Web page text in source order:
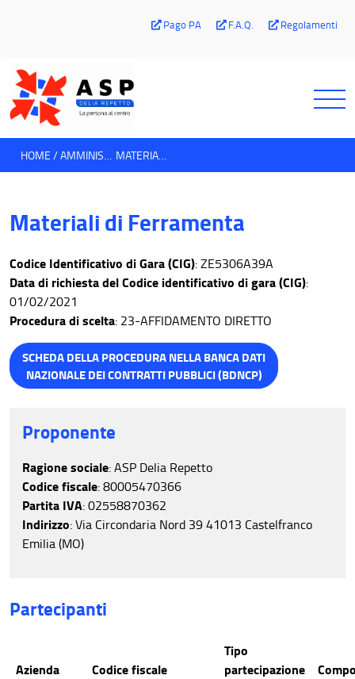
Pago PA F.A.Q. Regolamenti
HOME
Materiali di Ferramenta
Codice Identificativo di Gara (CIG): ZE5306A39A
Data di richiesta del Codice identificativo di gara (CIG):
01/02/2021
Procedura di scelta: 23-AFFIDAMENTO DIRETTO
SCHEDA DELLA PROCEDURA NELLA BANCA DATI
NAZIONALE DEI CONTRATTI PUBBLICI (BDNCP)
Proponente
Ragione sociale: ASP Delia Repetto
Codice fiscale: 80005470366
Partita IVA: 02558870362
Indirizzo: Via Circondaria Nord 39 41013 Castelfranco
Emilia (MO)
Partecipanti
Azienda Codice fiscale
Tipo
partecipazione